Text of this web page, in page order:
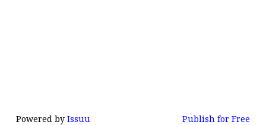
Powered by Issuu Publish for Free